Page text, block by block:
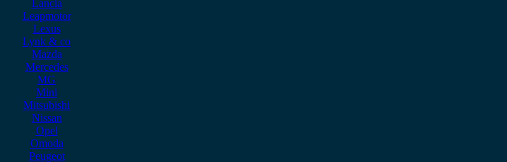
Lancia
Leapmotor
Lexus
Lynk & co
Mazda
Mercedes
MG
Mini
Mitsubishi
Nissan
Opel
Omoda
Peugeot